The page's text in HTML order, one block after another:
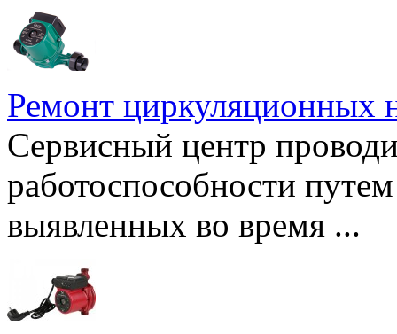
Ремонт циркуляционных
Сервисный центр
работоспособности
выявленных во время ...